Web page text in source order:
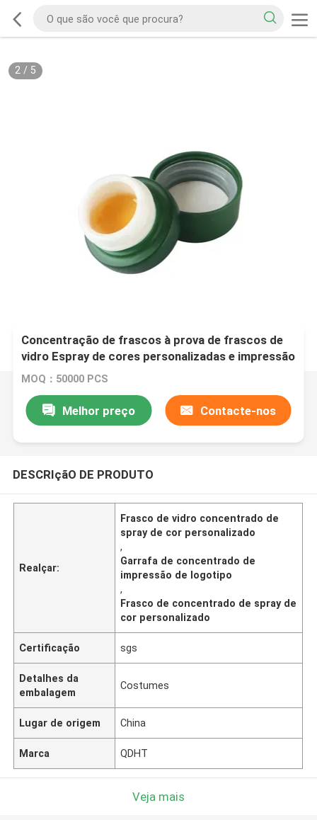
2/ 5
Concentração de frascos à prova de frascos de
vidro Espray de cores personalizadas e impressão
de logotipo Concentração de óleo de
MOQ：50000 PCS
Melhor preço Contacte-nos
DESCRIçãO DE PRODUTO
Realçar:
Frasco de vidro concentrado de
spray de cor personalizado
,
Garrafa de concentrado de
impressão de logotipo
,
Frasco de concentrado de spray de
cor personalizado
Certificação sgs
Detalhes da
embalagem
Costumes
Lugar de origem China
Marca QDHT
Veja mais